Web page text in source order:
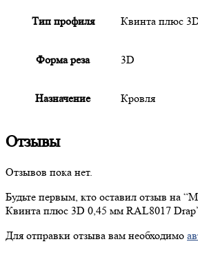
Тип профиля Квинта плюс
Форма реза 3D
Назначение Кровля
Отзывы
Отзывов пока нет.
Будьте первым, кто оставил отзыв на “
Квинта плюс 3D 0,45 мм RAL8017
Для отправки отзыва вам необходимо